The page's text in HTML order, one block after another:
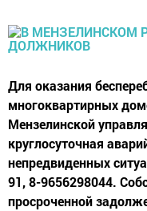
Для оказания
многоквартирных
Мензелинской
круглосуточная
непредвиденных
91, 8-9656298044.
просроченной